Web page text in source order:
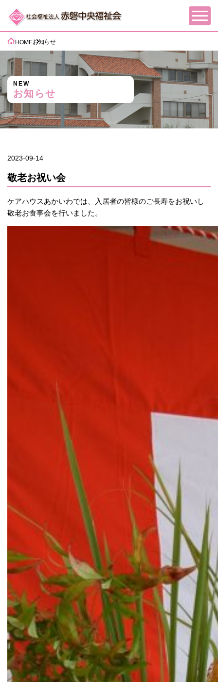
HOMEお知らせ
NEW
お知らせ
2023-09-14
敬老お祝い会
ケアハウスあかいわでは、入居者の皆様のご長寿をお祝いし
敬老お食事会を行いました。